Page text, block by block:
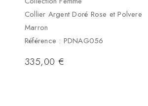
Collier Argent Doré Rose et Polvere
Marron
Référence : PDNAG056
335,00 €